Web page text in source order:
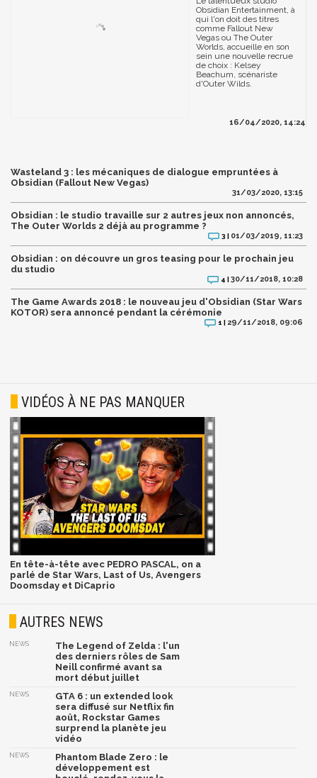
Obsidian Entertainment, à
qui l'on doit des titres
comme Fallout New
Vegas ou The Outer
Worlds, accueille en son
sein une nouvelle recrue
de choix : Kelsey
Beachum, scénariste
d'Outer Wilds.
16/04/2020, 14:24
Wasteland 3 : les mécaniques de dialogue empruntées à
Obsidian (Fallout New Vegas)
31/03/2020, 13:15
Obsidian : le studio travaille sur 2 autres jeux non annoncés,
The Outer Worlds 2 déjà au programme ?
3 | 01/03/2019, 11:23
Obsidian : on découvre un gros teasing pour le prochain jeu
du studio
4 |30/11/2018, 10:28
The Game Awards 2018 : le nouveau jeu d'Obsidian (Star Wars
KOTOR) sera annoncé pendant la cérémonie
1 | 29/11/2018, 09:06
VIDÉOS À NE PAS MANQUER
En tête-à-tête avec PEDRO PASCAL, on a
parlé de Star Wars, Last of Us, Avengers
Doomsday et DiCaprio
AUTRES NEWS
NEWS
The Legend of Zelda : l'un
des derniers rôles de Sam
Neill confirmé avant sa
mort début juillet
NEWS
GTA 6 : un extended look
sera diffusé sur Netflix fin
août, Rockstar Games
surprend la planète jeu
vidéo
NEWS
Phantom Blade Zero : le
développement est